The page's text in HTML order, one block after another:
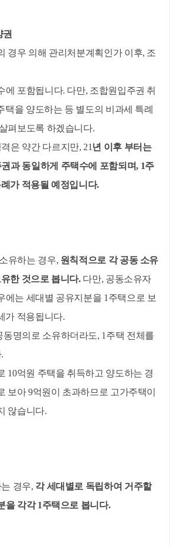
권
경우 의해 관리처분계획인가 이후, 조
에 포함됩니다. 다만, 조합원입주권 취
택을 양도하는 등 별도의 비과세 특례
펴보도록 하겠습니다.
은 약간 다르지만, 21 년 이후 부터는
과 동일하게 주택수에 포함되며, 1주
가 적용될 예정입니다.
유하는 경우, 원칙적으로 각 공동 소유
한 것으로 봅니다. 다만, 공동소유자
에는 세대별 공유지분을 1주택으로 보
가 적용됩니다.
동명의로 소유하더라도, 1주택 전체를
10억원 주택을 취득하고 양도하는 경
보아 9억원이 초과하므로 고가주택이
않습니다.
경우, 각 세대별로 독립하여 거주할
을 각각 1주택으로 봅니다.